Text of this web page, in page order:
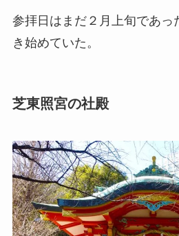
参拝日はまだ２月上旬であっ
き始めていた。
芝東照宮の社殿